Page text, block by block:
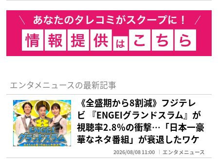
エンタメニュースの最新記事
《全盛期から8割減》フジテレ
ビ 『ENGEIグランドスラム』が
視聴率2.8％の衝撃…「日本一豪
華なネタ番組」が衰退したワケ
2026/08/08 11:00 エンタメニュース